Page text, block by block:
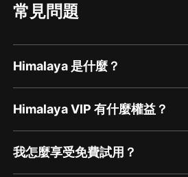
常見問題
Himalaya 是什麼？
Himalaya VIP 有什麼權益？
我怎麼享受免費試用？